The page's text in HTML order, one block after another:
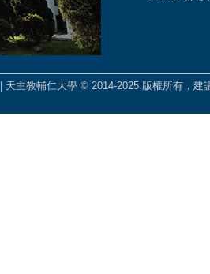
| 天主教輔仁大學 © 2014-2025 版權所有，